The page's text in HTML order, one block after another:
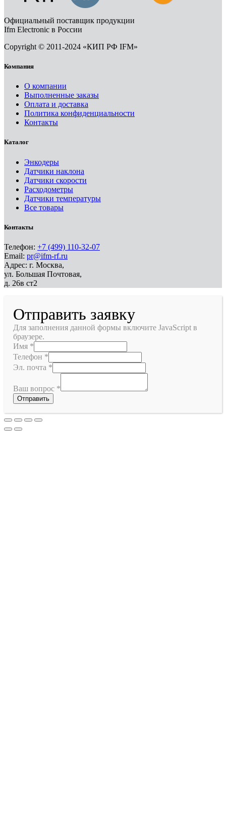
Официальный поставщик продукции
Ifm Electronic в России
Copyright © 2011-2024 «КИП РФ IFM»
Компания
О компании
Выполненные заказы
Оплата и доставка
Политика конфиденциальности
Контакты
Каталог
Энкодеры
Датчики наклона
Датчики скорости
Расходометры
Датчики температуры
Все товары
Контакты
Телефон: +7 (499) 110-32-07
Email: pr@ifm-rf.ru
Адрес: г. Москва,
ул. Большая Почтовая,
д. 26в ст2
Отправить заявку
Для заполнения данной формы включите JavaScript в
браузере.
Имя *
Телефон *
Эл. почта *
Ваш вопрос *
Отправить